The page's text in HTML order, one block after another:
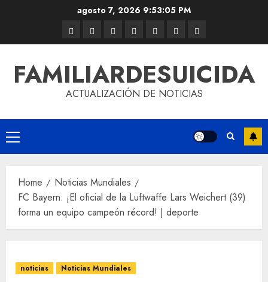
agosto 7, 2026 9:53:06 PM
FAMILIARDESUICIDA
ACTUALIZACIÓN DE NOTICIAS
Home
Noticias Mundiales
FC Bayern: ¡El oficial de la Luftwaffe Lars Weichert (39)
forma un equipo campeón récord! | deporte
noticias Noticias Mundiales